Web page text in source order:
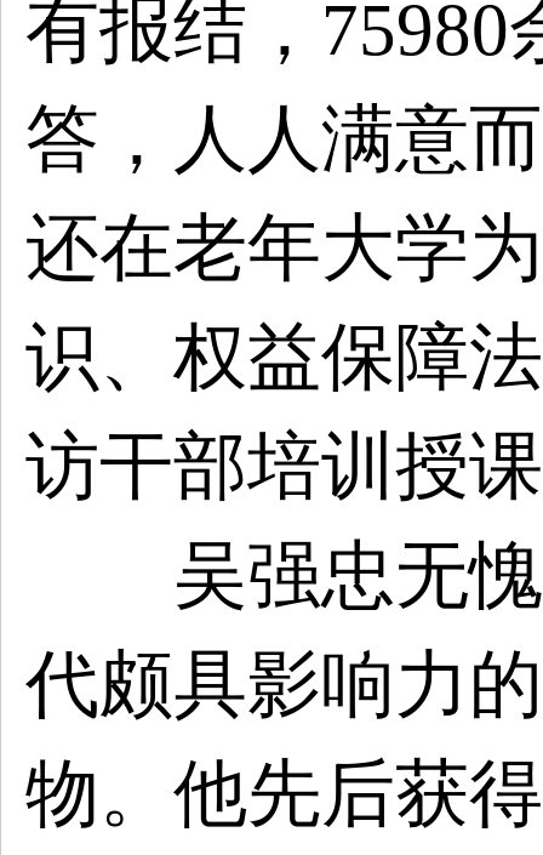
有报结，
答，人人满意
还在老年大学
识、权益保障
访干部培训授
吴强忠无愧
代颇具影响力
物。他先后获